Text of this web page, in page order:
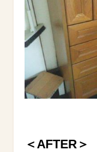
＜AFTER＞